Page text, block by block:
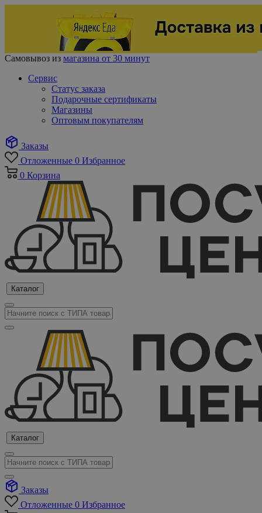
Самовывоз из магазина от 30 минут
Сервис
Статус заказа
Подарочные сертификаты
Магазины
Оптовым покупателям
Заказы
Отложенные 0 Избранное
0 Корзина
Каталог
Каталог
Заказы
Отложенные 0 Избранное